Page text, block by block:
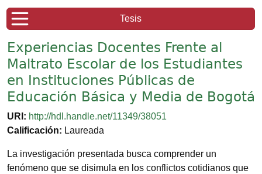
Tesis
Experiencias Docentes Frente al
Maltrato Escolar de los Estudiantes
en Instituciones Públicas de
Educación Básica y Media de Bogotá
URI: http://hdl.handle.net/11349/38051
Calificación: Laureada
La investigación presentada busca comprender un
fenómeno que se disimula en los conflictos cotidianos que